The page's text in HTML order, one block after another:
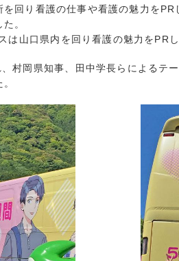
2025年3月 (2)
2025年1月 (7)
2024年8月 (15)
2024年7月 (7)
2024年6月 (8)
2024年5月 (7)
2024年4月 (5)
2024年3月 (1)
2024年2月 (5)
2024年1月 (4)
回り看護の仕事や看護の魅力を
。
山口県内を回り看護の魅力をPRし
村岡県知事、田中学長らによるテ